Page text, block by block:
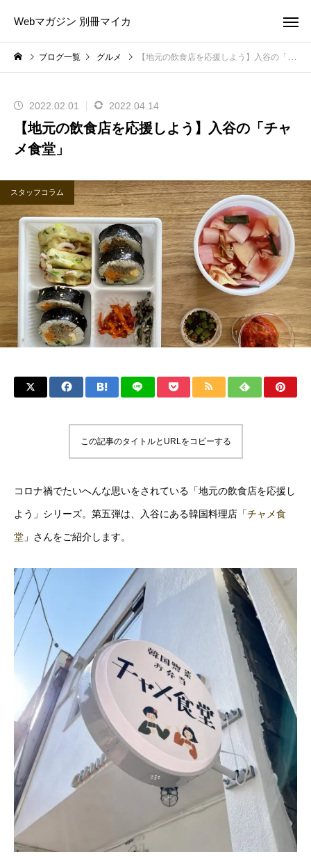
Webマガジン 別冊マイカ
ブログ一覧 グルメ 【地元の飲食店を応援しよう】入谷の「チャメ食堂」
2022.02.01 2022.04.14
【地元の飲食店を応援しよう】入谷の「チャ
メ食堂」
スタッフコラム
この記事のタイトルとURLをコピーする
コロナ禍でたいへんな思いをされている「地元の飲食店を応援し
よう」シリーズ。第五弾は、入谷にある韓国料理店「チャメ食
堂 」さんをご紹介します。